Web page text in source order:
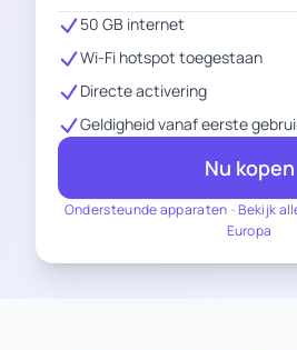
Ondersteunde apparaten -Bekijk
Europa
50 GB internet
Wi-Fi hotspot toegestaan
Directe activering
Geldigheid vanaf eerste
Nu kopen